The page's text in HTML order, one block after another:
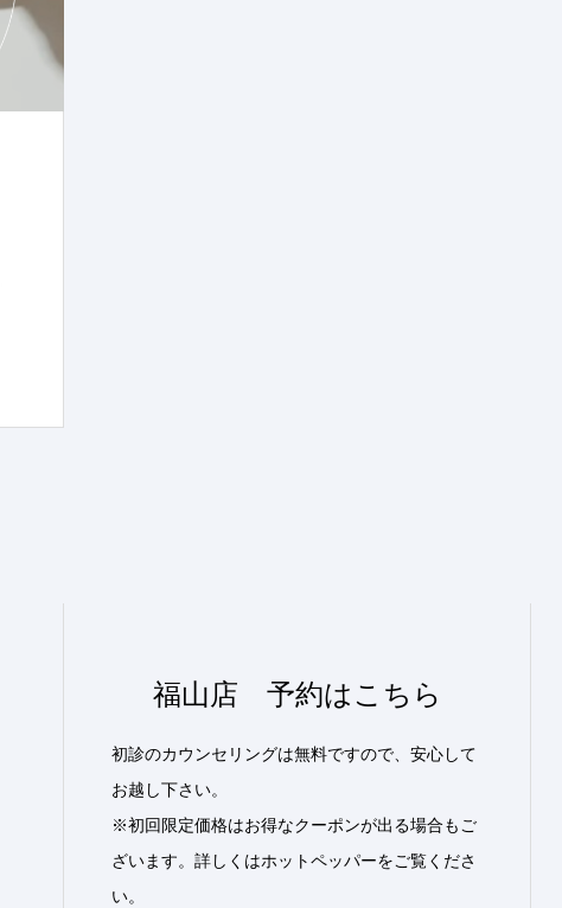
福山店 予約はこちら
初診のカウンセリングは無料ですので、安心して
お越し下さい。
※初回限定価格はお得なクーポンが出る場合もご
ざいます。詳しくはホットペッパーをご覧くださ
い。